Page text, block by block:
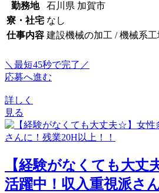
勤務地
石川県 加賀市
寮・社宅 なし
仕事内容 建設機械の加工 / 機械系工
＼最短45秒で完了／
応募へ進む
詳しく
見る
【経験がなくても大
活躍中！収入重視派さ